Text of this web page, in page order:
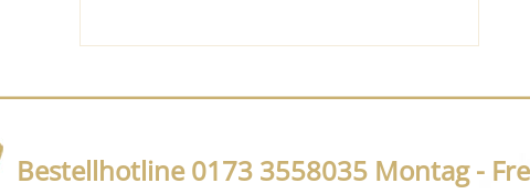
Bestellhotline 0173 3558035 Montag -